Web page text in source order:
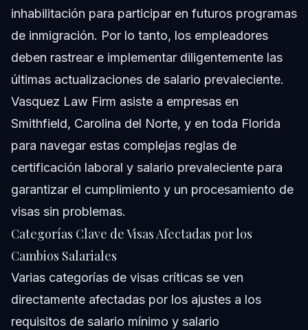
inhabilitación para participar en futuros programas
de inmigración. Por lo tanto, los empleadores
deben rastrear e implementar diligentemente las
últimas actualizaciones de salario prevaleciente.
Vasquez Law Firm asiste a empresas en
Smithfield, Carolina del Norte, y en toda Florida
para navegar estas complejas reglas de
certificación laboral y salario prevaleciente para
garantizar el cumplimiento y un procesamiento de
visas sin problemas.
Categorías Clave de Visas Afectadas por los
Cambios Salariales
Varias categorías de visas críticas se ven
directamente afectadas por los ajustes a los
requisitos de salario mínimo y salario